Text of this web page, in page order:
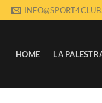
HOME LA